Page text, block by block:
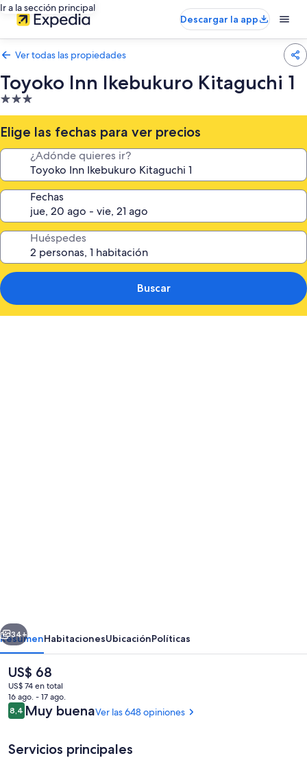
Ir a la sección principal
Descargar la app
Ver todas las propiedades
Toyoko Inn Ikebukuro Kitaguchi 1
Propiedad
de
3.0
estrellas
Elige las fechas para ver precios
¿Adónde quieres ir?
Fechas
Huéspedes
Buscar
1
Siguiente
34+
ResumenHabitacionesUbicaciónPolíticas
El
precio
actual
es
de
US$ 68
US$ 74 en total
16 ago. - 17 ago.
Opiniones
8,48,4 de 10
Muy buenaVer las 648 opiniones
Servicios principales